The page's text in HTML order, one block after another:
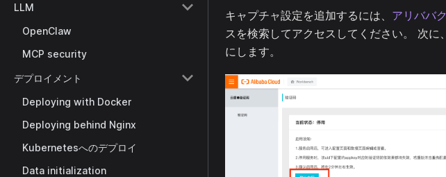
LLM
OpenClaw
MCP security
デプロイメント
Deploying with Docker
Deploying behind Nginx
Kubernetesへのデプロイ
Data initialization
キャプチャ設定を追加するには、 アリババ
スを検索してアクセスしてください。 次に、
にします。